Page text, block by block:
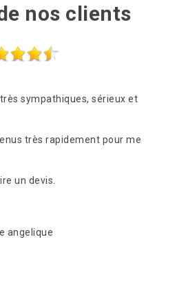
nos clients
Compétence et rapidité
en plus gentillesse et conseils